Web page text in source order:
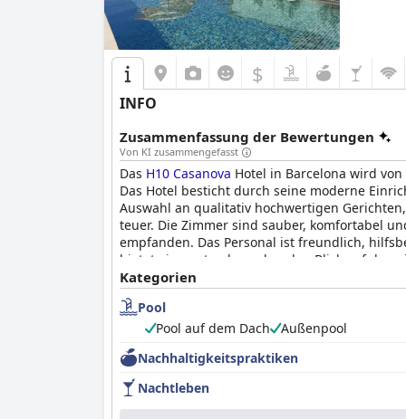
$
INFO
Zusammenfassung der Bewertungen
Von KI zusammengefasst
Das H10 Casanova Hotel in Barcelona wird
Das Hotel besticht durch seine moderne
Auswahl an qualitativ hochwertigen
teuer. Die Zimmer sind sauber, komfortabel
empfanden. Das Personal ist freundlich,
bietet einen atemberaubenden Blick auf das
angenehmen und komfortablen Aufenthalt in
Kategorien
Pool
Pool auf dem Dach
Außenpool
Nachhaltigkeitspraktiken
Nachtleben